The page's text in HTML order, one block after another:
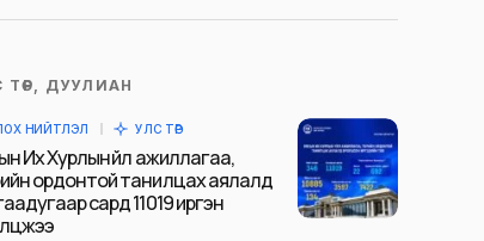
ТӨР, ДУУЛИАН
НИЙТЛЭЛ УЛС ТӨР
Их Хурлын үйл ажиллагаа,
ордонтой танилцах аялалд
сард 11019 иргэн